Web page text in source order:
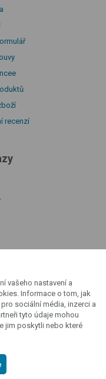
recenzí
cookies
údajů
Cloud
vašeho nastavení a
Informace o tom, jak
sociální média, inzerci a
tyto údaje mohou
jim poskytli nebo které